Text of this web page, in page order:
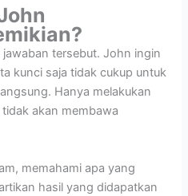
jawaban tersebut. John ingin
kunci saja tidak cukup untuk
Hanya melakukan
akan membawa
memahami apa yang
hasil yang didapatkan